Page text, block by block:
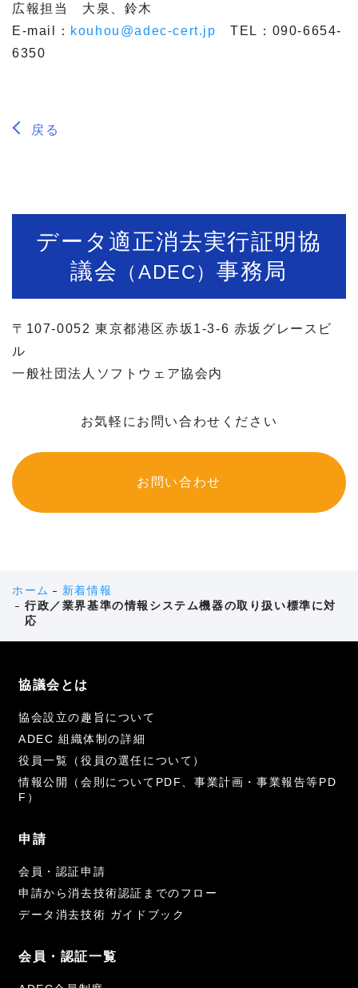
広報担当 大泉、鈴木
E-mail： kouhou@adec-cert.jp TEL：090-6654-
6350
戻る
データ適正消去実行証明協
議会 （ADEC） 事務局
〒107-0052 東京都港区赤坂1-3-6 赤坂グレースビ
ル
一般社団法人ソフトウェア協会内
お気軽にお問い合わせください
お問い合わせ
ホーム
新着情報
行政／業界基準の情報システム機器の取り扱い標準に対
応
協議会とは
協会設立の趣旨について
ADEC 組織体制の詳細
役員一覧（役員の選任について）
情報公開（会則についてPDF、事業計画・事業報告等PD
F）
申請
会員・認証申請
申請から消去技術認証までのフロー
データ消去技術 ガイドブック
会員・認証一覧